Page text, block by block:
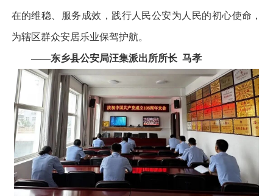
在的维稳、服务成效，践行人民公安为人民的初心使命，
为辖区群众安居乐业保驾护航。
——东乡县公安局汪集派出所所长 马孝